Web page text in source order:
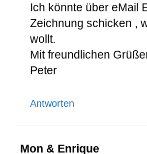
Ich könnte über eMail
Zeichnung schicken ,
wollt.
Mit freundlichen
Peter
Antworten
Mon & Enrique